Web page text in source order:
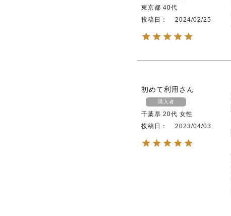
東京都 40代
投稿日
2024/02/25
初めて利用
購入者
千葉県 20代 女性
投稿日
2023/04/03